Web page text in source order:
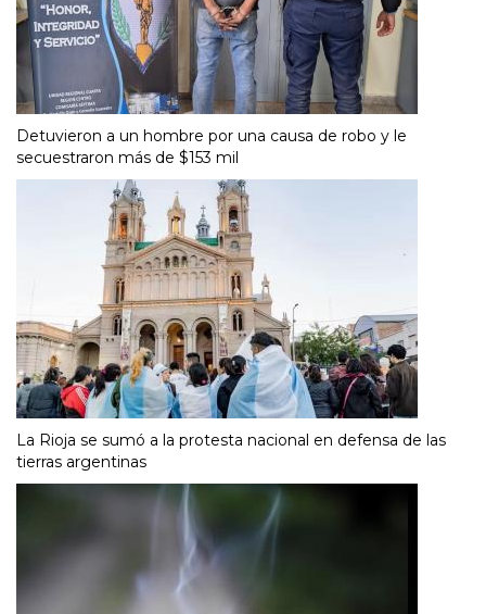
Detuvieron a un hombre por una causa de robo y le
secuestraron más de $153 mil
La Rioja se sumó a la protesta nacional en defensa de las
tierras argentinas